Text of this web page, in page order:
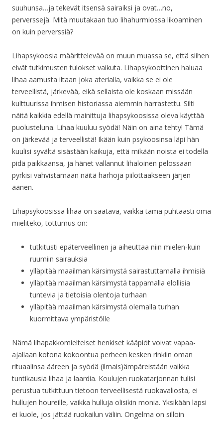
suuhunsa…ja tekevät itsensä sairaiksi ja ovat…no,
perverssejä. Mitä muutakaan tuo lihahurmiossa likoaminen
on kuin perverssiä?
Lihapsykoosia määrittelevää on muun muassa se, että siihen
eivät tutkimusten tulokset vaikuta. Lihapsykoottinen haluaa
lihaa aamusta iltaan joka aterialla, vaikka se ei ole
terveellistä, järkevää, eikä sellaista ole koskaan missään
kulttuurissa ihmisen historiassa aiemmin harrastettu. Silti
näitä kaikkia edellä mainittuja lihapsykoosissa oleva käyttää
puolusteluna. Lihaa kuuluu syödä! Näin on aina tehty! Tämä
on järkevää ja terveellistä! Ikään kuin psykoosinsa läpi hän
kuulisi syvältä sisästään kaikuja, että mikään noista ei todella
pidä paikkaansa, ja hänet vallannut lihaloinen pelossaan
pyrkisi vahvistamaan näitä harhoja piilottaakseen järjen
äänen.
Lihapsykoosissa lihaa on saatava, vaikka tämä puhtaasti oma
mieliteko, tottumus on:
tutkitusti epäterveellinen ja aiheuttaa niin mielen-kuin
ruumiin sairauksia
ylläpitää maailman kärsimystä sairastuttamalla ihmisiä
ylläpitää maailman kärsimystä tappamalla elollisia
tuntevia ja tietoisia olentoja turhaan
ylläpitää maailman kärsimystä olemalla turhan
kuormittava ympäristölle
Nämä lihapakkomielteiset henkiset kääpiöt voivat vapaa-
ajallaan kotona kokoontua perheen kesken rinkiin oman
rituaalinsa ääreen ja syödä (ilmais)ämpäreistään vaikka
tuntikausia lihaa ja laardia. Koulujen ruokatarjonnan tulisi
perustua tutkittuun tietoon terveellisestä ruokavaliosta, ei
hullujen houreille, vaikka hulluja olisikin monia. Yksikään lapsi
ei kuole, jos jättää ruokailun väliin. Ongelma on silloin